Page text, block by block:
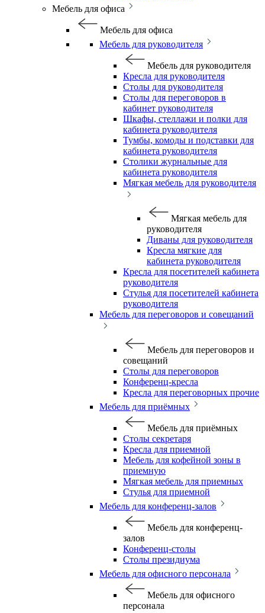
Мебель для офиса
Мебель для офиса
Мебель для руководителя
Мебель для руководителя
Кресла для руководителя
Столы для руководителя
Столы для переговоров в
кабинет руководителя
Шкафы, стеллажи и полки для
кабинета руководителя
Тумбы, комоды и подставки для
кабинета руководителя
Столики журнальные для
кабинета руководителя
Мягкая мебель для руководителя
Мягкая мебель для
руководителя
Диваны для руководителя
Кресла мягкие для
кабинета руководителя
Кресла для посетителей кабинета
руководителя
Стулья для посетителей кабинета
руководителя
Мебель для переговоров и совещаний
Мебель для переговоров и
совещаний
Столы для переговоров
Конференц-кресла
Кресла для переговорных прочие
Мебель для приёмных
Мебель для приёмных
Столы секретаря
Кресла для приемной
Мебель для кофейной зоны в
приемную
Мягкая мебель для приемных
Стулья для приемной
Мебель для конференц-залов
Мебель для конференц-
залов
Конференц-столы
Столы президиума
Мебель для офисного персонала
Мебель для офисного
персонала